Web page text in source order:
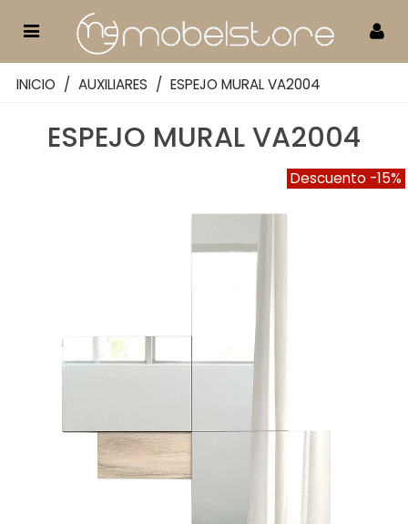
INICIO / AUXILIARES / ESPEJO MURAL VA2004
ESPEJO MURAL VA2004
Descuento -15%